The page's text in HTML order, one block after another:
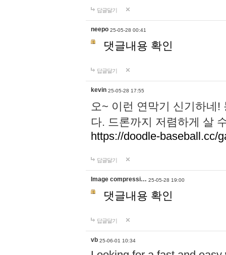
답글달기
neepo 25-05-28 00:41
댓글내용 확인
답글달기
kevin 25-05-28 17:55
오~ 이런 연막기 신기하네!
다. 드론까지 저렴하게 살
https://doodle-baseball.cc/
답글달기
Image compressi… 25-05-28 19:00
댓글내용 확인
답글달기
vb 25-06-01 10:34